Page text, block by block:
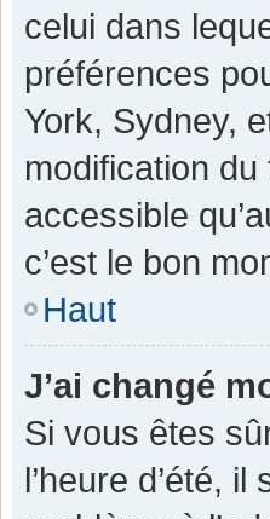
celui dans
préférences
York, Sydney,
modification
accessible
c’est le bon
Haut
J’ai changé
Si vous êtes
l’heure d’été,